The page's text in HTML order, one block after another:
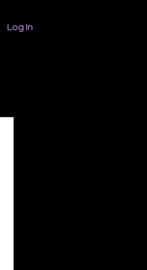
Log In